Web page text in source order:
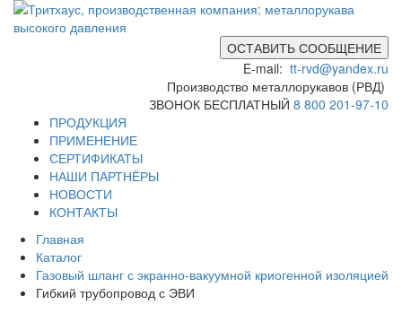
ОСТАВИТЬ СООБЩЕНИЕ
E-mail: tt-rvd@yandex.ru
Производство металлорукавов (РВД)
ЗВОНОК БЕСПЛАТНЫЙ 8 800 201-97-10
ПРОДУКЦИЯ
ПРИМЕНЕНИЕ
СЕРТИФИКАТЫ
НАШИ ПАРТНЁРЫ
НОВОСТИ
КОНТАКТЫ
Главная
Каталог
Газовый шланг с экранно-вакуумной криогенной изоляцией
Гибкий трубопровод с ЭВИ